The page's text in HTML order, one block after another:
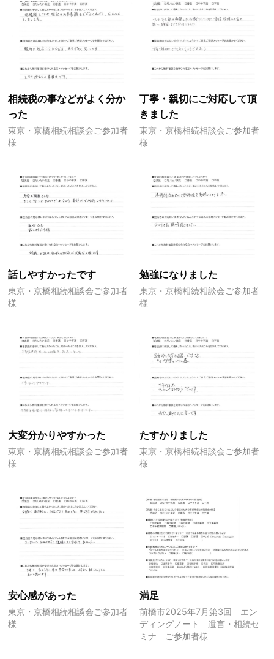
相続税の事などがよく分か
った
東京・京橋相続相談会ご参加者
様
丁寧・親切にご対応して頂
きました
東京・京橋相続相談会ご参加者
様
話しやすかったです
東京・京橋相続相談会ご参加者
様
勉強になりました
東京・京橋相続相談会ご参加者
様
大変分かりやすかった
東京・京橋相続相談会ご参加者
様
たすかりました
東京・京橋相続相談会ご参加者
様
安心感があった
東京・京橋相続相談会ご参加者
様
満足
前橋市2025年7月第3回 エン
ディングノート 遺言・相続セ
ミナ ご参加者様